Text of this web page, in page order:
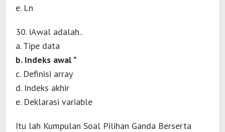
e. Ln
30. iAwal adalah..
a. Tipe data
b. Indeks awal *
c. Definisi array
d. Indeks akhir
e. Deklarasi variable
Itu lah Kumpulan Soal Pilihan Ganda Berserta